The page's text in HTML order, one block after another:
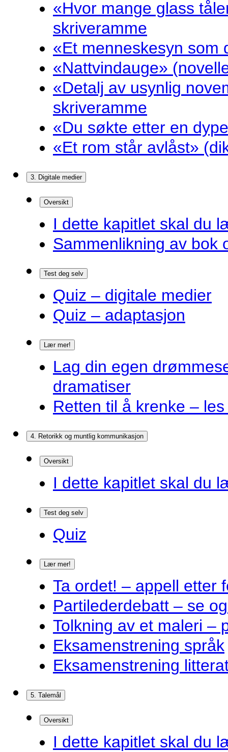
«Hvor mange glass
skriveramme
«Et menneskesyn som
«Nattvindauge»
«Detalj av usynlig
skriveramme
«Du søkte etter en
«Et rom står avlåst»
3. Digitale medier
Oversikt
I dette kapitlet skal du
Sammenlikning av bok
Test deg selv
Quiz – digitale medier
Quiz – adaptasjon
Lær mer!
Lag din egen
dramatiser
Retten til å krenke –
4. Retorikk og muntlig kommunikasjon
Oversikt
I dette kapitlet skal du
Test deg selv
Quiz
Lær mer!
Ta ordet! – appell etter
Partilederdebatt – se
Tolkning av et maleri –
Eksamenstrening språk
Eksamenstrening
5. Talemål
Oversikt
I dette kapitlet skal du